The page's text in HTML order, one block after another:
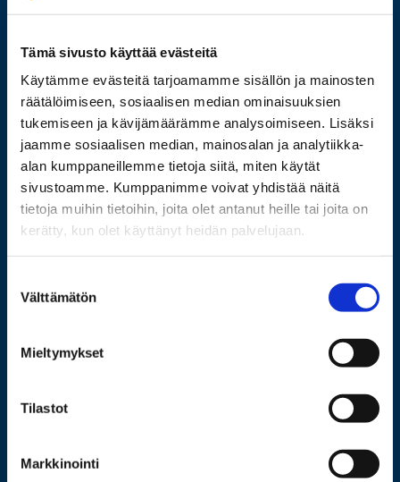
Tämä sivusto käyttää evästeitä
Käytämme evästeitä tarjoamamme sisällön ja mainosten
räätälöimiseen, sosiaalisen median ominaisuuksien
tukemiseen ja kävijämäärämme analysoimiseen. Lisäksi
jaamme sosiaalisen median, mainosalan ja analytiikka-
alan kumppaneillemme tietoja siitä, miten käytät
sivustoamme. Kumppanimme voivat yhdistää näitä
tietoja muihin tietoihin, joita olet antanut heille tai joita on
kerätty, kun olet käyttänyt heidän palvelujaan.
valinta
Välttämätön
Mieltymykset
Tilastot
Markkinointi
Wolffintie 32
FI-65200 Vaasa PL 700
65101 Vaasa
Lisää yhteystietoja
Opiskelijaksi
Tutkimus